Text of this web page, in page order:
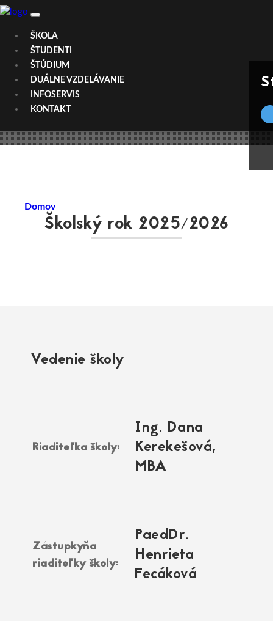
ŠKOLA
ŠTUDENTI
ŠTÚDIUM
DUÁLNE VZDELÁVANIE
INFOSERVIS
KONTAKT
Domov
Zamestnanci
Školský rok 2025/2026
Vedenie školy
Riaditeľka školy:
Ing. Dana
Kerekešová,
MBA
Zástupkyňa
riaditeľky školy:
PaedDr.
Henrieta
Fecáková